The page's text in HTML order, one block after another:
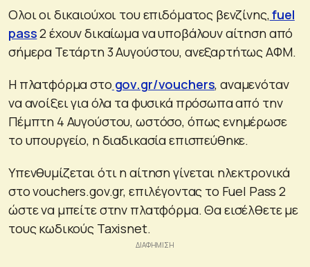
Ολοι οι δικαιούχοι του επιδόματος βενζίνης, fuel
pass2 έχουν δικαίωμα να υποβάλουν αίτηση από
σήμερα Τετάρτη 3 Αυγούστου, ανεξαρτήτως ΑΦΜ.
Η πλατφόρμα στο gov.gr/vouchers, αναμενόταν
να ανοίξει για όλα τα φυσικά πρόσωπα από την
Πέμπτη 4 Αυγούστου, ωστόσο, όπως ενημέρωσε
το υπουργείο, η διαδικασία επισπεύθηκε.
Υπενθυμίζεται ότι η αίτηση γίνεται ηλεκτρονικά
στο vouchers.gov.gr, επιλέγοντας το Fuel Pass 2
ώστε να μπείτε στην πλατφόρμα. Θα εισέλθετε με
τους κωδικούς Taxisnet.